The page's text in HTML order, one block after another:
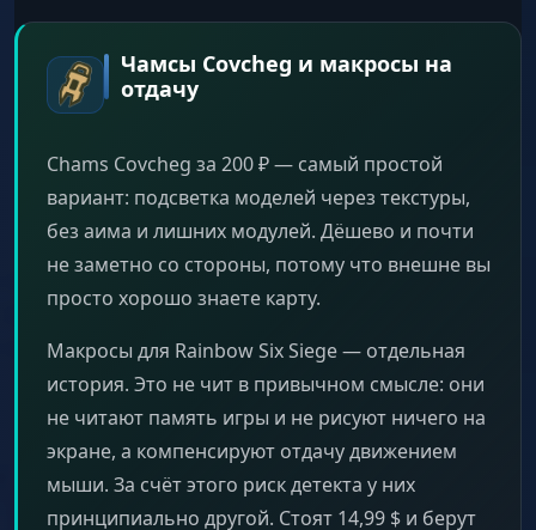
Чамсы Covcheg и макросы на
отдачу
Chams Covcheg за 200 ₽ — самый простой
вариант: подсветка моделей через текстуры,
без аима и лишних модулей. Дёшево и почти
не заметно со стороны, потому что внешне вы
просто хорошо знаете карту.
Макросы для Rainbow Six Siege — отдельная
история. Это не чит в привычном смысле: они
не читают память игры и не рисуют ничего на
экране, а компенсируют отдачу движением
мыши. За счёт этого риск детекта у них
принципиально другой. Стоят 14,99 $ и берут